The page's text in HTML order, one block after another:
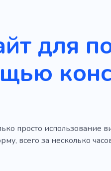
для
просто использование
всего за несколько